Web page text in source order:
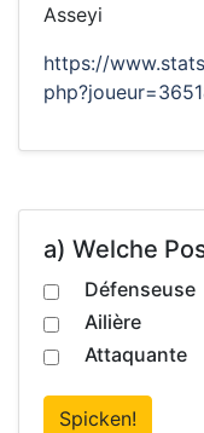
Asseyi
https://
a) Welche
Défenseuse
Ailière
Attaquante
Spicken!